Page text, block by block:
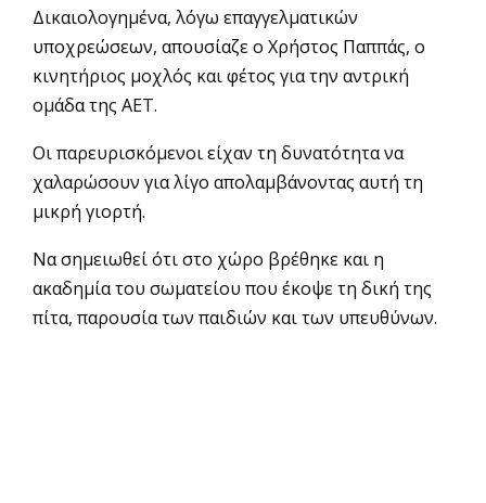
Δικαιολογημένα, λόγω επαγγελματικών
υποχρεώσεων, απουσίαζε ο Χρήστος Παππάς, ο
κινητήριος μοχλός και φέτος για την αντρική
ομάδα της ΑΕΤ.
Οι παρευρισκόμενοι είχαν τη δυνατότητα να
χαλαρώσουν για λίγο απολαμβάνοντας αυτή τη
μικρή γιορτή.
Να σημειωθεί ότι στο χώρο βρέθηκε και η
ακαδημία του σωματείου που έκοψε τη δική της
πίτα, παρουσία των παιδιών και των υπευθύνων.